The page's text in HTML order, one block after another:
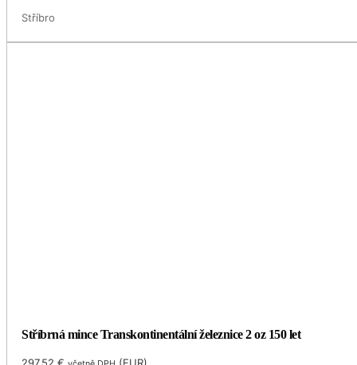
Stříbro
Stříbrná mince Transkontinentální železnice 2 oz 150 let